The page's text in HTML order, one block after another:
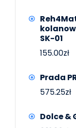
SK-01
155.00zł
Prada
575.25zł
Dolce &